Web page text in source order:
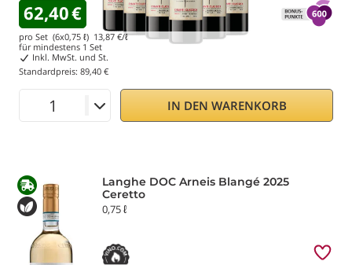
62,40€
pro Set (6x0,75 ℓ) 13,87 €/ℓ
für mindestens 1 Set
Inkl. MwSt. und St.
Standardpreis: 89,40 €
IN DEN WARENKORB
Langhe DOC Arneis Blangé 2025
Ceretto
0,75 ℓ